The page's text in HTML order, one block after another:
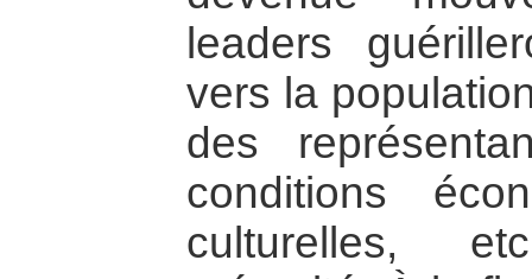
leaders
vers la
des
conditions
culturelles,